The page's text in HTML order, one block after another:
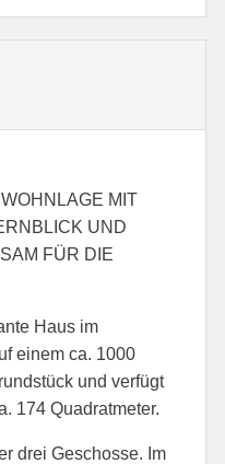
MIT
UND
FÜR DIE
Haus im
einem ca. 1000
und verfügt
174 Quadratmeter.
drei Geschosse. Im